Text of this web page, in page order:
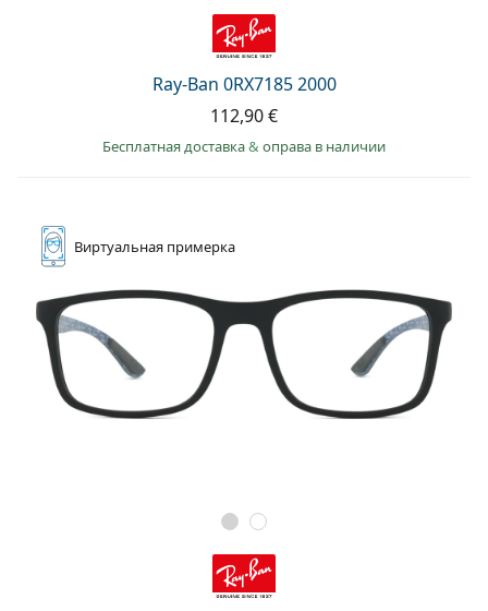
Ray-Ban 0RX7185 2000
112,90 €
Бесплатная доставка& оправа в наличии
Виртуальная примерка